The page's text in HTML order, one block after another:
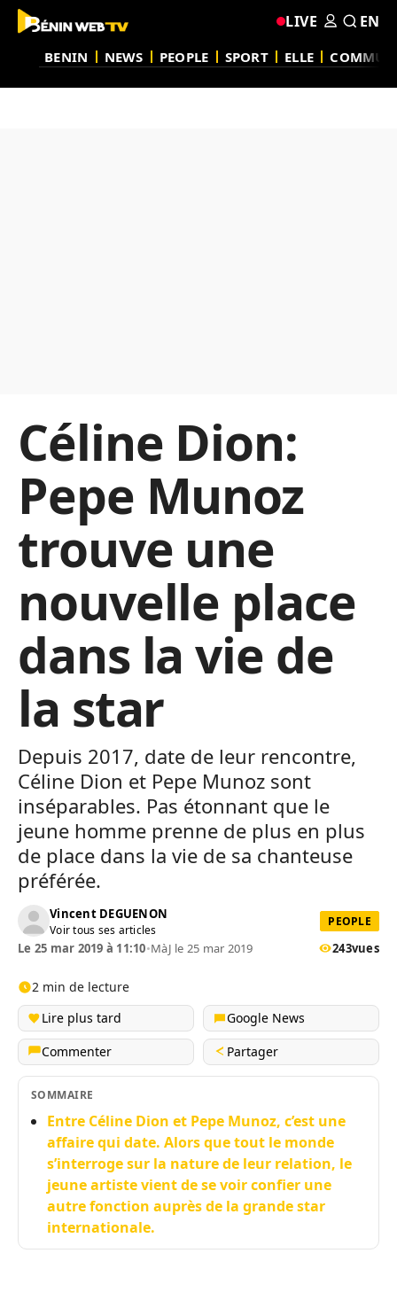
BENIN NEWS PEOPLE SPORT ELLE
LIVE EN
Céline Dion:
Pepe Munoz
trouve une
nouvelle place
dans la vie de
la star
Depuis 2017, date de leur rencontre,
Céline Dion et Pepe Munoz sont
inséparables. Pas étonnant que le
jeune homme prenne de plus en plus
de place dans la vie de sa chanteuse
préférée.
Vincent DEGUENON
Voir tous ses articles
PEOPLE
Le 25 mar 2019 à 11:10•MàJ le 25 mar 2019 243vues
2 min de lecture
Lire plus tard
Google News
Commenter
Partager
SOMMAIRE
Entre Céline Dion et Pepe Munoz, c’est une
affaire qui date. Alors que tout le monde
s’interroge sur la nature de leur relation, le
jeune artiste vient de se voir confier une
autre fonction auprès de la grande star
internationale.